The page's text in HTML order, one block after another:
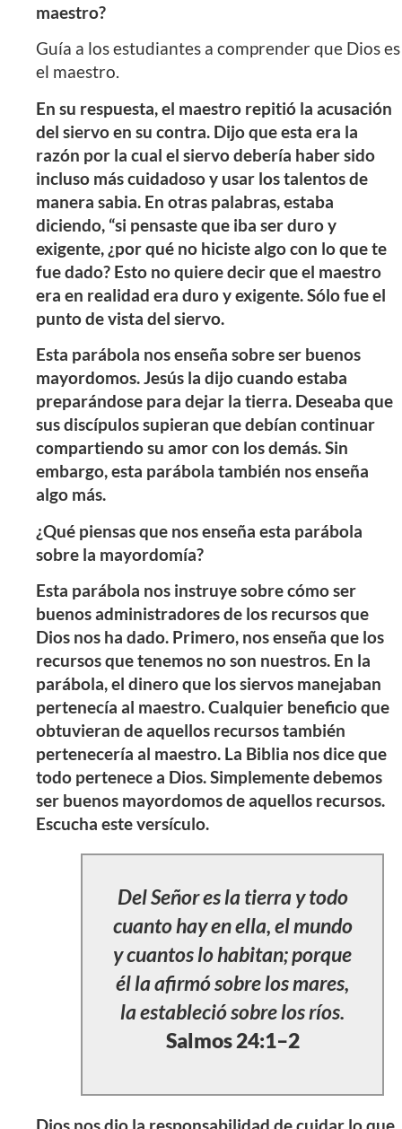
maestro?
Guía a los estudiantes a comprender que Dios es
el maestro.
En su respuesta, el maestro repitió la acusación
del siervo en su contra. Dijo que esta era la
razón por la cual el siervo debería haber sido
incluso más cuidadoso y usar los talentos de
manera sabia. En otras palabras, estaba
diciendo, “si pensaste que iba ser duro y
exigente, ¿por qué no hiciste algo con lo que te
fue dado? Esto no quiere decir que el maestro
era en realidad era duro y exigente. Sólo fue el
punto de vista del siervo.
Esta parábola nos enseña sobre ser buenos
mayordomos. Jesús la dijo cuando estaba
preparándose para dejar la tierra. Deseaba que
sus discípulos supieran que debían continuar
compartiendo su amor con los demás. Sin
embargo, esta parábola también nos enseña
algo más.
¿Qué piensas que nos enseña esta parábola
sobre la mayordomía?
Esta parábola nos instruye sobre cómo ser
buenos administradores de los recursos que
Dios nos ha dado. Primero, nos enseña que los
recursos que tenemos no son nuestros. En la
parábola, el dinero que los siervos manejaban
pertenecía al maestro. Cualquier beneficio que
obtuvieran de aquellos recursos también
pertenecería al maestro. La Biblia nos dice que
todo pertenece a Dios. Simplemente debemos
ser buenos mayordomos de aquellos recursos.
Escucha este versículo.
Del Señor es la tierra y todo
cuanto hay en ella, el mundo
y cuantos lo habitan; porque
él la afirmó sobre los mares,
la estableció sobre los ríos.
Salmos 24:1–2